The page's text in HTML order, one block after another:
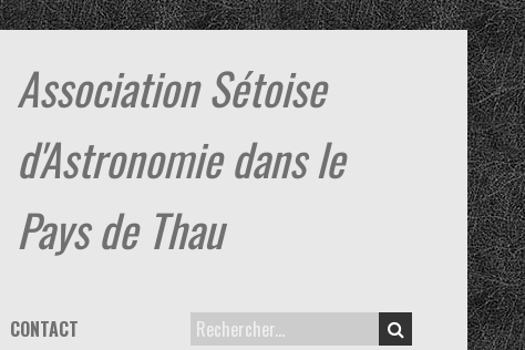
Association Sétoise
d'Astronomie dans le
Pays de Thau
CONTACT